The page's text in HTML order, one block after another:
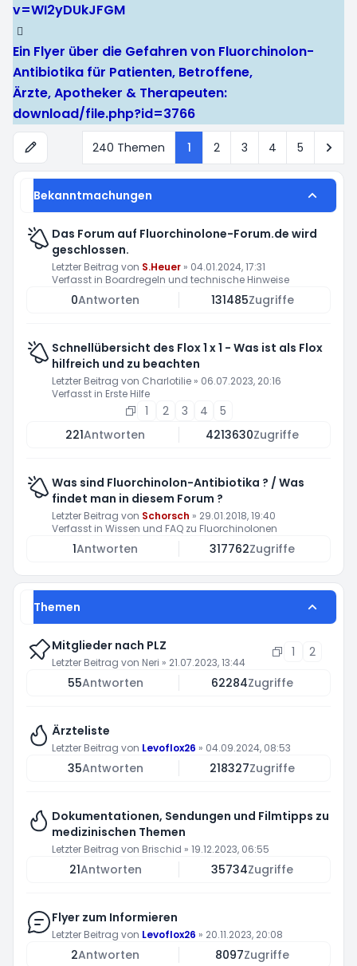
v=WI2yDUkJFGM
Ein Flyer über die Gefahren von Fluorchinolon-
Antibiotika für Patienten, Betroffene,
Ärzte, Apotheker & Therapeuten:
download/file.php?id=3766
240 Themen 1 2 3 4 5
Bekanntmachungen
Das Forum auf Fluorchinolone-Forum.de wird
geschlossen.
Letzter Beitrag von S.Heuer » 04.01.2024, 17:31
Verfasst in Boardregeln und technische Hinweise
0Antworten 131485Zugriffe
Schnellübersicht des Flox 1 x 1 - Was ist als Flox
hilfreich und zu beachten
Letzter Beitrag von Charlotilie » 06.07.2023, 20:16
Verfasst in Erste Hilfe
1 2 3 4
5
221Antworten 4213630Zugriffe
Was sind Fluorchinolon-Antibiotika ? / Was
findet man in diesem Forum ?
Letzter Beitrag von Schorsch » 29.01.2018, 19:40
Verfasst in Wissen und FAQ zu Fluorchinolonen
1Antworten 317762Zugriffe
Themen
Mitglieder nach PLZ
Letzter Beitrag von Neri » 21.07.2023, 13:44
1
2
55Antworten 62284Zugriffe
Ärzteliste
Letzter Beitrag von Levoflox26 » 04.09.2024, 08:53
35Antworten 218327Zugriffe
Dokumentationen, Sendungen und Filmtipps zu
medizinischen Themen
Letzter Beitrag von Brischid » 19.12.2023, 06:55
21Antworten 35734Zugriffe
Flyer zum Informieren
Letzter Beitrag von Levoflox26 » 20.11.2023, 20:08
2Antworten 8097Zugriffe